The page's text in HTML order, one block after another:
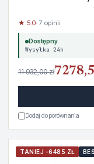
★ 5.0· 7 opinii
Dostępny
Wysyłka 24h
11 932,00 zł
Dodaj do porównania
TANIEJ -6485 ZŁ